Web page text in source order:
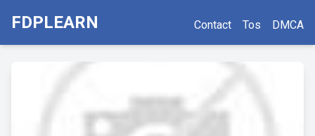
FDPLEARN Contact Tos DMCA